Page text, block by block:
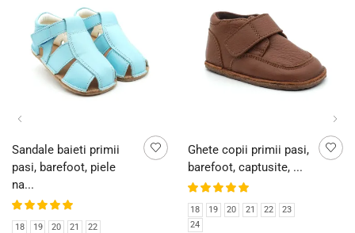
Sandale baieti primii
pasi, barefoot, piele
na...
18 19 20 21 22
Ghete copii primii pasi,
barefoot, captusite, ...
18 19 20 21 22
23
24